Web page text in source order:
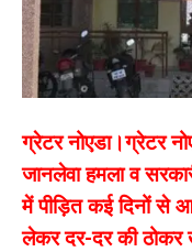
ग्रेटर नोएडा।ग्रेटर
जानलेवा हमला व
में पीड़ित कई दिनों से
लेकर दर-दर की ठोकर